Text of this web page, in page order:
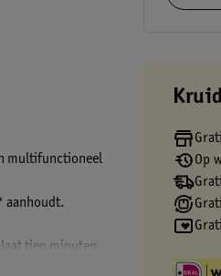
multifunctioneel
aanhoudt.
laat tien minuten
blijft en
Op